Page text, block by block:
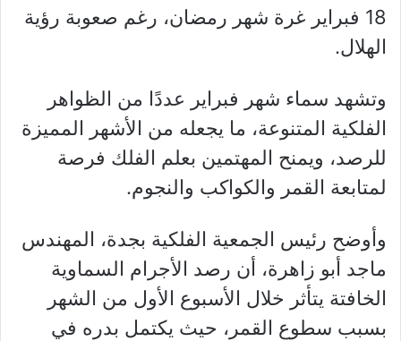
18 فبراير غرة شهر رمضان، رغم صعوبة رؤية
الهلال.
وتشهد سماء شهر فبراير عددًا من الظواهر
الفلكية المتنوعة، ما يجعله من الأشهر المميزة
للرصد، ويمنح المهتمين بعلم الفلك فرصة
لمتابعة القمر والكواكب والنجوم.
وأوضح رئيس الجمعية الفلكية بجدة، المهندس
ماجد أبو زاهرة، أن رصد الأجرام السماوية
الخافتة يتأثر خلال الأسبوع الأول من الشهر
بسبب سطوع القمر، حيث يكتمل بدره في